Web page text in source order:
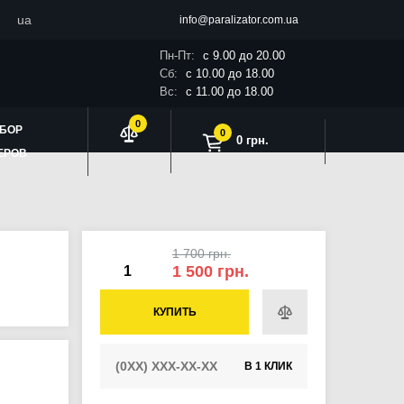
ua info@paralizator.com.ua
Пн-Пт:
с 9.00 до 20.00
Сб:
с 10.00 до 18.00
Вс:
с 11.00 до 18.00
0
0
0 грн.
1 500 грн.
1 700 грн.
КУПИТЬ
В 1 КЛИК